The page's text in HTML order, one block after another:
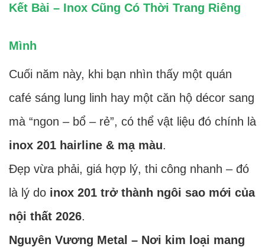
Kết Bài – Inox Cũng Có Thời Trang Riêng
Mình
Cuối năm này, khi bạn nhìn thấy một quán
café sáng lung linh hay một căn hộ décor sang
mà “ngon – bổ – rẻ”, có thể vật liệu đó chính là
inox 201 hairline & mạ màu.
Đẹp vừa phải, giá hợp lý, thi công nhanh – đó
là lý do inox 201 trở thành ngôi sao mới của
nội thất 2026.
Nguyên Vương Metal – Nơi kim loại mang